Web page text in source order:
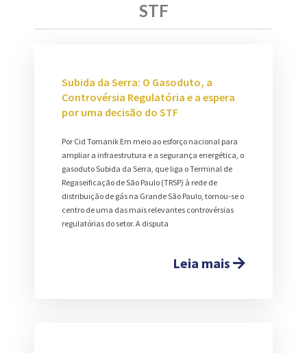
STF
Subida da Serra: O Gasoduto, a
Controvérsia Regulatória e a espera
por uma decisão do STF
Por Cid Tomanik Em meio ao esforço nacional para
ampliar a infraestrutura e a segurança energética, o
gasoduto Subida da Serra, que liga o Terminal de
Regaseificação de São Paulo (TRSP) à rede de
distribuição de gás na Grande São Paulo, tornou-se o
centro de uma das mais relevantes controvérsias
regulatórias do setor. A disputa
Leia mais